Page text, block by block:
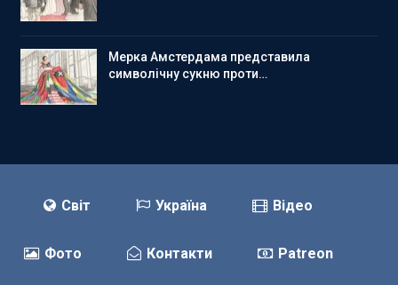
Мерка Амстердама представила
символічну сукню проти…
Світ Україна Відео
Фото Контакти Patreon